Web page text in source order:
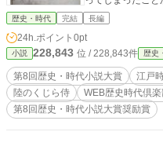
は、愛憎と欲望に
歴史・時代 完結 長編
24h.ポイント 0pt
小説 228,843 位 / 228,843件 歴史
第8回歴史・時代小説大賞 江戸
陸のくじら侍
WEB歴史時代倶
第8回歴史・時代小説大賞奨励賞